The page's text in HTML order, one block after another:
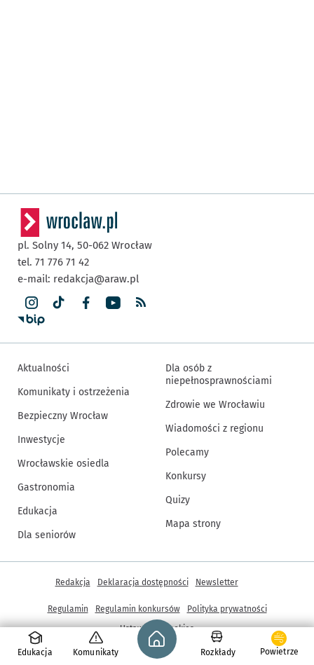
Edukacja Komunikaty
Strona główna - wroclaw.pl
Rozkłady Powietrze
pl. Solny 14, 50-062 Wrocław
tel. 71 776 71 42
e-mail: redakcja@araw.pl
Aktualności
Komunikaty i ostrzeżenia
Bezpieczny Wrocław
Inwestycje
Wrocławskie osiedla
Gastronomia
Edukacja
Dla seniorów
Dla osób z
niepełnosprawnościami
Zdrowie we Wrocławiu
Wiadomości z regionu
Polecamy
Konkursy
Quizy
Mapa strony
© Copyright 2005-2026, ARAW S.A., Gmina Wrocław
Inne informacje
Redakcja Deklaracja dostępności Newsletter
Regulamin Regulamin konkursów
Polityka prywatności
Ustawienia cookies